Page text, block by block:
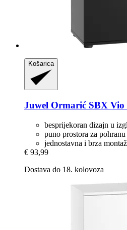
Košarica
Juwel Ormarić SBX Vio
besprijekoran dizajn u
puno prostora za
jednostavna i brza
€ 93,99
Dostava do 18. kolovoza